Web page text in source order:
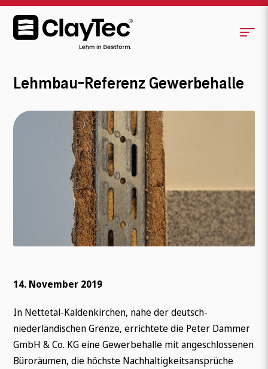
Lehmbau-Referenz Gewerbehalle
14. November 2019
In Nettetal-Kaldenkirchen, nahe der deutsch-
niederländischen Grenze, errichtete die Peter Dammer
GmbH & Co. KG eine Gewerbehalle mit angeschlossenen
Büroräumen, die höchste Nachhaltigkeitsansprüche